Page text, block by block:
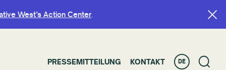
West’s Action Center.
PRESSEMITTEILUNG KONTAKT DE
West’s Action Center.
PRESSEMITTEILUNG KONTAKT DE